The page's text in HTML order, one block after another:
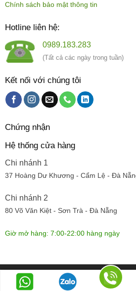
Chính sách bảo mật thông tin
Hotline liên hệ:
0989.183.283
(Tất cả các ngày trong tuần)
Kết nối với chúng tôi
Chứng nhận
Hệ thống cửa hàng
Chi nhánh 1
37 Hoàng Dư Khương - Cẩm Lệ - Đà
Chi nhánh 2
80 Võ Văn Kiệt - Sơn Trà - Đà Nẵng
Giờ mở hàng: 7:00-22:00 hàng ngày
© Dựng trang bởiCánh đồng hoa| 319
T.P. Đà Nẵng